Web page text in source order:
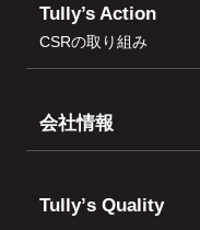
Tully’s Action
CSRの取り組み
会社情報
Tullyʼs Quality